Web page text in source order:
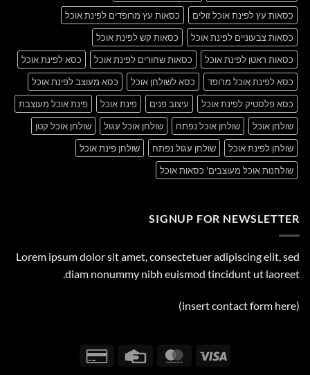
כסאות עץ לפינת אוכל זולים
כסאות עץ מרופדים לפינת אוכל
כסאות צבעוניים לפינת אוכל
כסאות קש לפינת אוכל
כסאות ראטן לפינת אוכל
כסאות שחורים לפינת אוכל
כסא לפינת אוכל
כסא לפינת אוכל מרופד
כסא לשולחן אוכל
כסא מעוצב לפינת אוכל
כסא פלסטיק לפינת אוכל
עיצוב פנים פינת אוכל
פינת אוכל מעוצבת
שולחן אוכל
שולחן אוכל נפתח שולחן אוכל עגול
שולחן אוכל קטן
שולחן לפינת אוכל
שולחן עגול נפתח
שולחן פינת אוכל
שולחנות אוכל מעוצבים' כסאות אוכל
SIGNUP FOR NEWSLETTER
Lorem ipsum dolor sit amet, consectetuer adipiscing elit, sed
diam nonummy nibh euismod tincidunt ut laoreet.
(insert contact form here)
Visa
MasterCard
Credit